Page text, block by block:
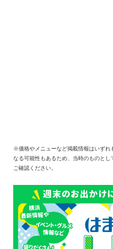
※価格やメニューなど掲載情報はいずれ
なる可能性もあるため、当時のものと
ご確認ください。